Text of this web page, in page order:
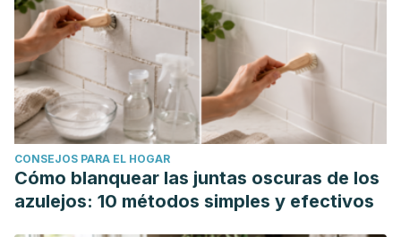
CONSEJOS PARA EL HOGAR
Cómo blanquear las juntas oscuras de los
azulejos: 10 métodos simples y efectivos